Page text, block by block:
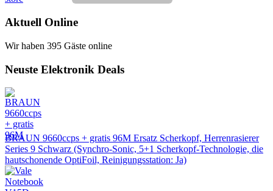
Aktuell Online
Wir haben 395 Gäste online
Neuste Elektronik Deals
BRAUN 9660ccps + gratis 96M Ersatz Scherkopf, Herrenrasierer
Series 9 Schwarz (Synchro-Sonic, 5+1 Scherkopf-Technologie, die
hautschonende OptiFoil, Reinigungsstation: Ja)